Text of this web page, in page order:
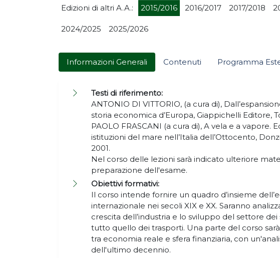
Edizioni di altri A.A.: 2015/2016 2016/2017 2017/2018
2024/2025 2025/2026
Informazioni Generali Contenuti Programma
Testi di riferimento:
ANTONIO DI VITTORIO, (a cura di),
storia economica d’Europa, Giappichelli Editore,
PAOLO FRASCANI (a cura di), A vela e a vapore.
istituzioni del mare nell’Italia dell’Ottocento,
2001.
Nel corso delle lezioni sarà indicato ulteriore
preparazione dell'esame.
Obiettivi formativi:
Il corso intende fornire un quadro d’insieme
internazionale nei secoli XIX e XX. Saranno
crescita dell’industria e lo sviluppo del settore dei
tutto quello dei trasporti. Una parte del corso
tra economia reale e sfera finanziaria, con
dell'ultimo decennio.